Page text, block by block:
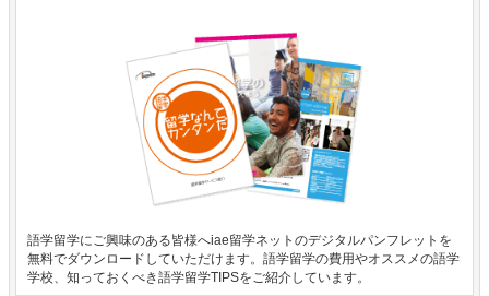
語学留学にご興味のある皆様へiae留学ネットのデジタルパンフレットを
無料でダウンロードしていただけます。語学留学の費用やオススメの語学
学校、知っておくべき語学留学TIPSをご紹介しています。